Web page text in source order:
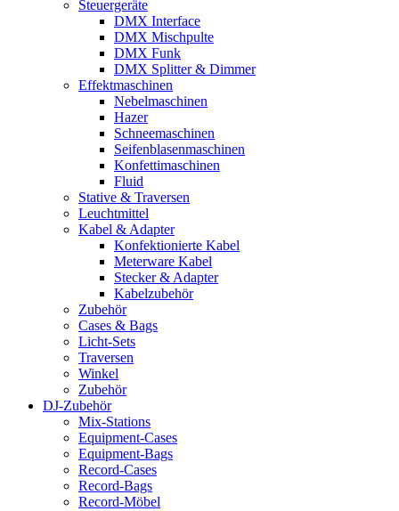
Steuergeräte
DMX Interface
DMX Mischpulte
DMX Funk
DMX Splitter & Dimmer
Effektmaschinen
Nebelmaschinen
Hazer
Schneemaschinen
Seifenblasenmaschinen
Konfettimaschinen
Fluid
Stative & Traversen
Leuchtmittel
Kabel & Adapter
Konfektionierte Kabel
Meterware Kabel
Stecker & Adapter
Kabelzubehör
Zubehör
Cases & Bags
Licht-Sets
Traversen
Winkel
Zubehör
DJ-Zubehör
Mix-Stations
Equipment-Cases
Equipment-Bags
Record-Cases
Record-Bags
Record-Möbel